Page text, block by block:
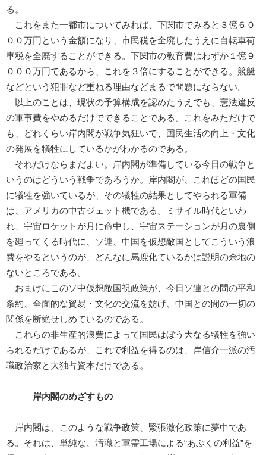
る。
これをまた一都市についてみれば、下関市でみると３億６０
００万円という金額になり、市民税を全廃したうえに自転車荷
車税を全廃することができる。下関市の教育費はわずか１億９
０００万円であるから、これを３倍にすることができる。競艇
などという犯罪など重ねる理由などまるで問題にならない。
以上のことは、現状の予算構成を認めたうえでも、憲法違反
の軍事費をやめるだけでできることである。これをみただけで
も、どれくらい岸内閣が戦争気狂いで、国民生活の向上・文化
の発展を犠牲にしているかがわかるのである。
それだけならまだよい。岸内閣が準備している今日の戦争と
いうのはどういう戦争であろうか。岸内閣が、これほどの国民
に犠牲を強いているが、その犠牲の結果としてやられる軍備
は、アメリカの中古ジェット機である。ミサイル時代といわ
れ、宇宙ロケットが月に命中し、宇宙ステーションが月の裏側
を廻ってくる時代に、ソ連、中国を仮想敵国としてこういう浪
費をやるというのが、どんなに馬鹿化ているかは説明の余地の
ないところである。
おまけにこのソ中仮想敵国視政策が、今日ソ連との間の平和
条約、全面的な貿易・文化の交流を妨げ、中国との間の一切の
関係を断絶せしめているのである。
これらの非生産的浪費によって国民はぼう大なる犠牲を強い
られるだけであるが、これで利益を得るのは、岸信介一派の汚
職政治家と大独占資本だけである。
岸内閣のめざすもの
岸内閣は、このような戦争政策、緊張激化政策に夢中であ
る。それは、単純な、汚職と軍需工場による“あぶくの利益”を